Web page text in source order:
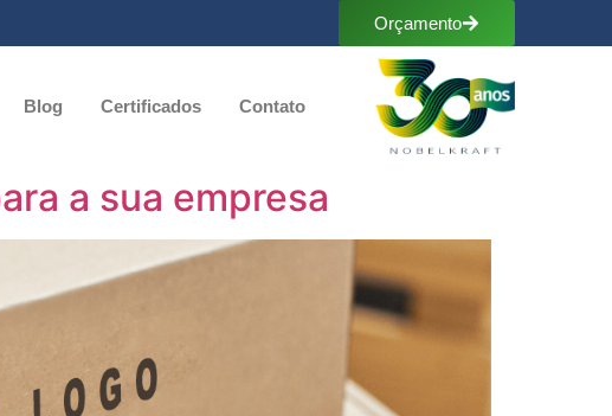
Orçamento
Blog Certificados Contato
a sua empresa